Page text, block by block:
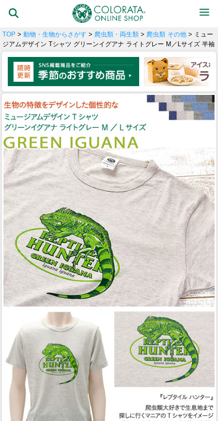
TOP > 動物・生物からさがす > 爬虫類・両生類 > 爬虫類 その他 > ミュー
ジアムデザイン Tシャツ グリーンイグアナ ライトグレー M／Lサイズ 半袖